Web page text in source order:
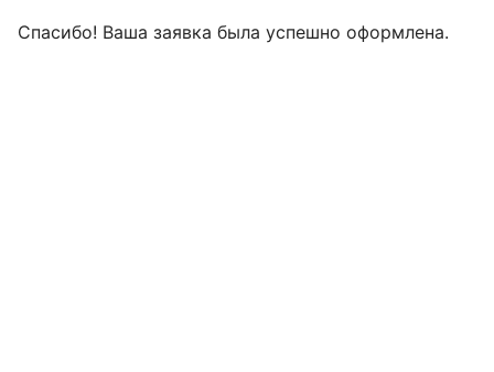
Спасибо! Ваша заявка была успешно оформлена.